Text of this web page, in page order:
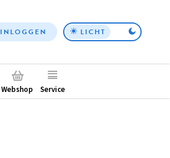
Top
INLOGGEN LICHT
Webshop Service